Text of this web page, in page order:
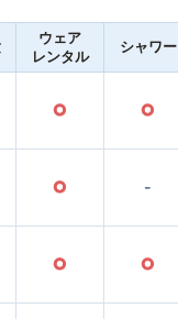
ウェア
レンタル
シャワー
○ ○
○ -
○ ○